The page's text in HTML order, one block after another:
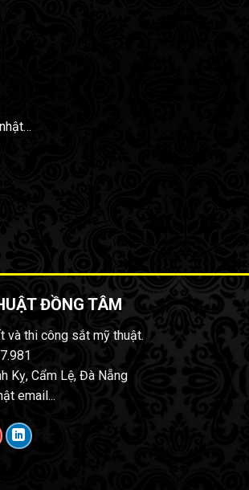
ĐỒNG TÂM
và thi công sắt mỹ thuật.
Kỵ, Cẩm Lệ, Đà Nẵng
email...